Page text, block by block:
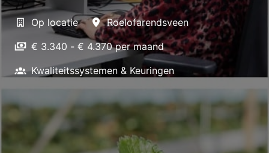
Op locatie
Roelofarendsveen
€ 3.340 - € 4.370 per maand
Kwaliteitssystemen & Keuringen